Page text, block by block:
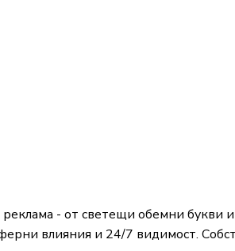
- от светещи обемни букви
влияния и 24/7 видимост.